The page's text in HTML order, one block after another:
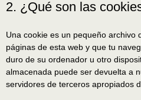
2. ¿Qué son las
Una cookie es un pequeño archivo
páginas de esta web y que tu
duro de su ordenador u otro
almacenada puede ser devuelta a
servidores de terceros apropiados